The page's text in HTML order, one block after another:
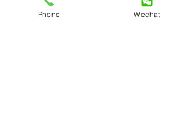
Phone Wechat